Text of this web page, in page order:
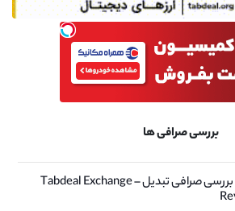
بررسی صرافی ها
نقد و بررسی صرافی تبدیل – Tabdeal Exchange